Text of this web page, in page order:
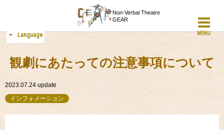
Non-Verbal Theatre
GEAR
MENU
Language
観劇にあたっての注意事項について
2023.07.24 update
インフォメーション